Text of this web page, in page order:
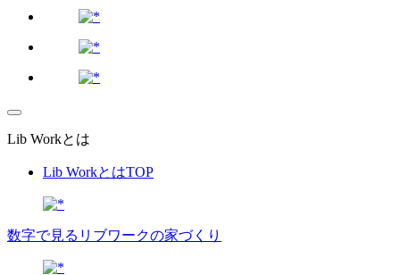
Lib Workとは
Lib WorkとはTOP
数字で⾒るリブワークの家づくり